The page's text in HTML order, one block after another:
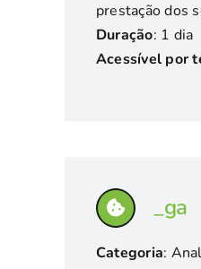
prestação dos
Duração: 1 dia
Acessível por
_ga
Categoria: